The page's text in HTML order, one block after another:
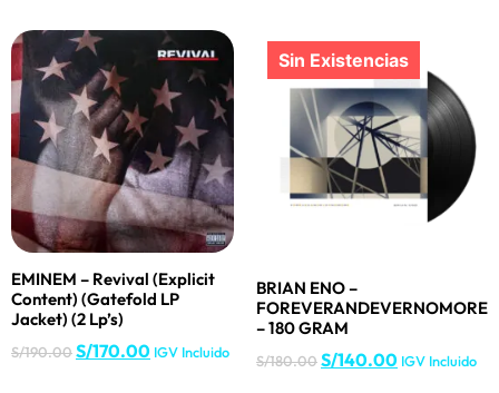
EMINEM – Revival (Explicit
Content) (Gatefold LP
Jacket) (2 Lp’s)
S/190.00S/170.00 IGV Incluido
BRIAN ENO –
FOREVERANDEVERNOMORE
– 180 GRAM
S/180.00S/140.00 IGV Incluido